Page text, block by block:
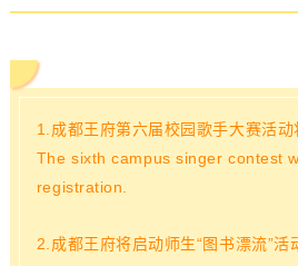
1.成都王府第六届校园歌手大赛活动
The sixth campus singer contest
registration.
2.成都王府将启动师生“图书漂流”活